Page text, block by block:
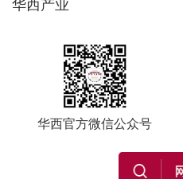
华西产业
华西官方微信公众号